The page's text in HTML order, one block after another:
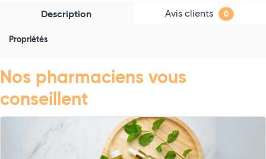
Description Avis clients 0
Propriétés
Nos pharmaciens vous
conseillent